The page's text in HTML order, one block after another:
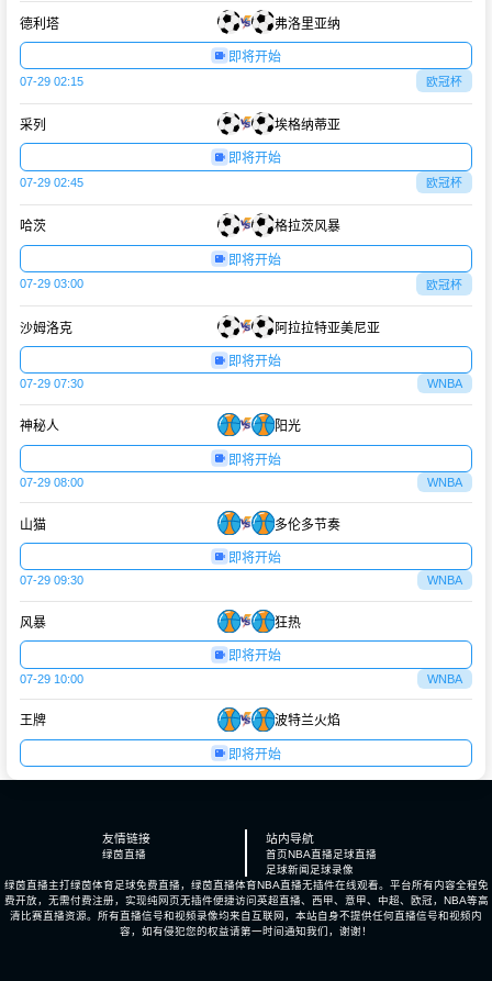
德利塔 弗洛里亚纳
即将开始
07-29 02:15 欧冠杯
采列 埃格纳蒂亚
即将开始
07-29 02:45 欧冠杯
哈茨 格拉茨风暴
即将开始
07-29 03:00 欧冠杯
沙姆洛克 阿拉拉特亚美尼亚
即将开始
07-29 07:30 WNBA
神秘人 阳光
即将开始
07-29 08:00 WNBA
山猫 多伦多节奏
即将开始
07-29 09:30 WNBA
风暴 狂热
即将开始
07-29 10:00 WNBA
王牌 波特兰火焰
即将开始
友情链接
绿茵直播
站内导航
首页NBA直播足球直播
足球新闻足球录像
绿茵直播主打绿茵体育足球免费直播，绿茵直播体育NBA直播无插件在线观看。平台所有内容全程免
费开放，无需付费注册，实现纯网页无插件便捷访问英超直播、西甲、意甲、中超、欧冠，NBA等高
清比赛直播资源。所有直播信号和视频录像均来自互联网，本站自身不提供任何直播信号和视频内
容，如有侵犯您的权益请第一时间通知我们，谢谢！